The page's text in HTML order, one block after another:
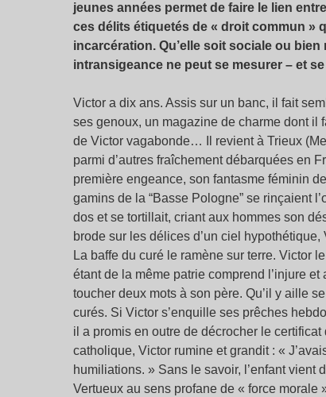
jeunes années permet de faire le lien
ces délits étiquetés de « droit commun »
incarcération. Qu’elle soit sociale ou
intransigeance ne peut se mesurer – et
Victor a dix ans. Assis sur un banc, il fait
ses genoux, un magazine de charme dont il
de Victor vagabonde… Il revient à Trieux
parmi d’autres fraîchement débarquées en
première engeance, son fantasme féminin
gamins de la “Basse Pologne” se rinçaient
dos et se tortillait, criant aux hommes son
brode sur les délices d’un ciel
La baffe du curé le ramène sur terre. Victor
étant de la même patrie comprend l’injure et
toucher deux mots à son père. Qu’il y aille
curés. Si Victor s’enquille ses prêches
il a promis en outre de décrocher le
catholique, Victor rumine et grandit : «
humiliations. » Sans le savoir, l’enfant vient
Vertueux au sens profane de « force